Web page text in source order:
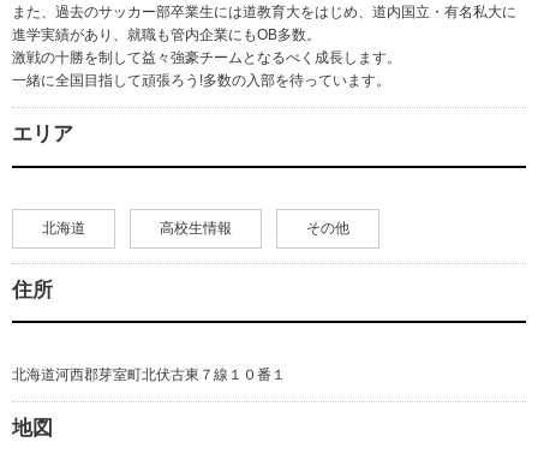
また、過去のサッカー部卒業生には道教育大をはじめ、道内国立・有名私大に
進学実績があり、就職も管内企業にもOB多数。
激戦の十勝を制して益々強豪チームとなるべく成長します。
一緒に全国目指して頑張ろう!多数の入部を待っています。
エリア
北海道 高校生情報 その他
住所
北海道河西郡芽室町北伏古東７線１０番１
地図